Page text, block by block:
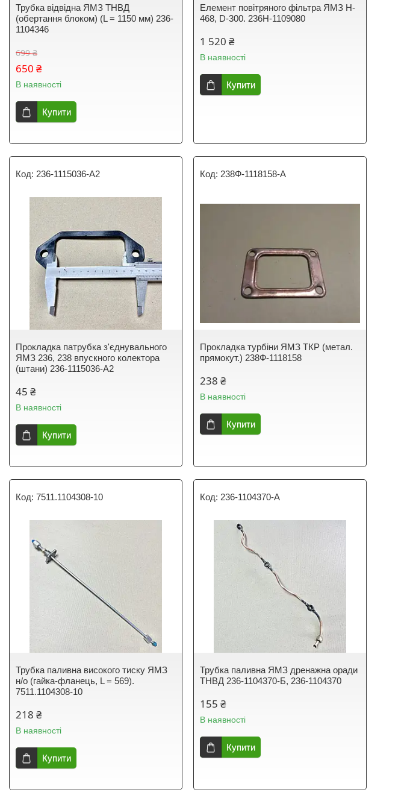
Трубка відвідна ЯМЗ ТНВД
(обертання блоком) (L = 1150 мм) 236-
1104346
699 ₴
650 ₴
В наявності
Купити
Елемент повітряного фільтра ЯМЗ H-
468, D-300. 236Н-1109080
1 520 ₴
В наявності
Купити
236-1115036-A2
Прокладка патрубка з'єднувального
ЯМЗ 236, 238 впускного колектора
(штани) 236-1115036-А2
45 ₴
В наявності
Купити
238Ф-1118158-A
Прокладка турбіни ЯМЗ ТКР (метал.
прямокут.) 238Ф-1118158
238 ₴
В наявності
Купити
7511.1104308-10
Трубка паливна високого тиску ЯМЗ
н/о (гайка-фланець, L = 569).
7511.1104308-10
218 ₴
В наявності
Купити
236-1104370-A
Трубка паливна ЯМЗ дренажна оради
ТНВД 236-1104370-Б, 236-1104370
155 ₴
В наявності
Купити